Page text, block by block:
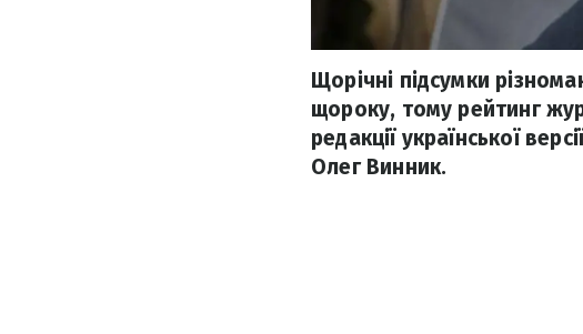
Щорічні підсумки
щороку, тому рейтинг
редакції української
Олег Винник.